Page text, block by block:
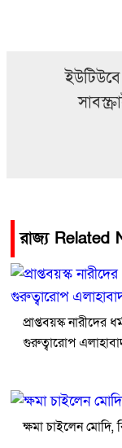
রাজ্য Related
প্রাপ্তবয়স্ক নারীদের
গুরুত্বারোপ
ক্ষমা চাইলেন